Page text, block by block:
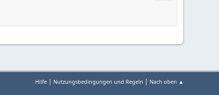
Hilfe | Nutzungsbedingungen und Regeln | Nach oben ▲